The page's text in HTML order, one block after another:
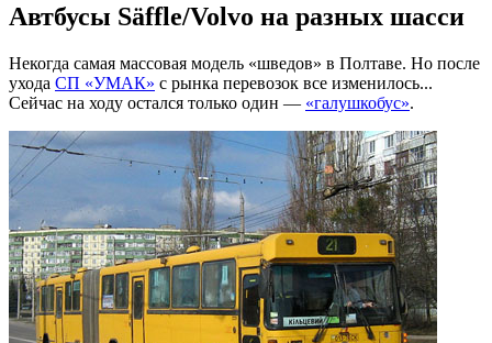
Автбусы Säffle/Volvo на разных шасси
Некогда самая массовая модель «шведов» в Полтаве. Но после
ухода СП «УМАК» с рынка перевозок все изменилось...
Сейчас на ходу остался только один — «галушкобус».